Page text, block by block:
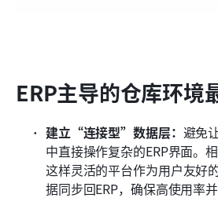
ERP主导的仓库环境
建立“连接型”数据层： 避免
中直接操作复杂的ERP界面。
这样灵活的平台作为用户友
据同步回ERP，确保高使用率